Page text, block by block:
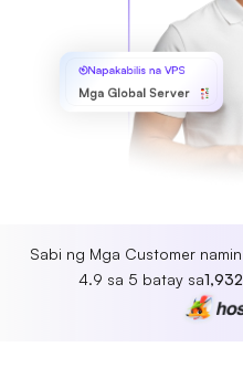
Napakabilis na VPS
Mga Global Server
Sabi ng Mga Customer namin
4.9 sa 5 batay sa1,932